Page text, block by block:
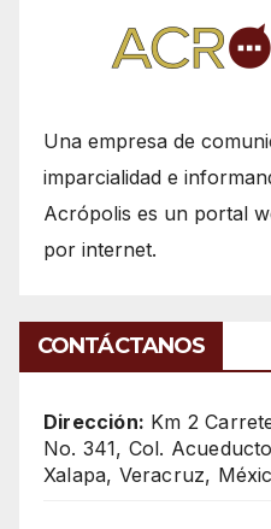
Una empresa de
imparcialidad e
Acrópolis es un portal
por internet.
CONTÁCTANOS
Dirección: Km 2
No. 341, Col.
Xalapa, Veracruz,